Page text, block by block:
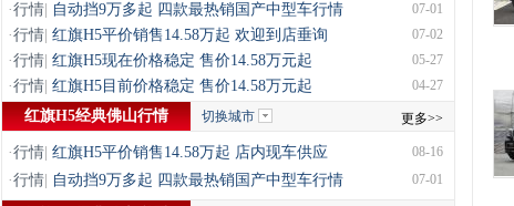
·行情 自动挡9万多起 四款最热销国产中型车行情 07-01
·行情 红旗H5平价销售14.58万起 欢迎到店垂询 07-02
·行情 红旗H5现在价格稳定 售价14.58万元起 05-27
·行情 红旗H5目前价格稳定 售价14.58万元起 04-27
红旗H5经典佛山行情 切换城市 更多>>
·行情 红旗H5平价销售14.58万起 店内现车供应 08-16
·行情 自动挡9万多起 四款最热销国产中型车行情 07-01